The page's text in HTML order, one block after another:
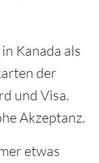
Kanada als
der
und Visa.
Akzeptanz.
etwas